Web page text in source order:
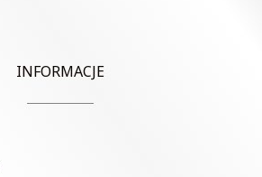
INFORMACJE